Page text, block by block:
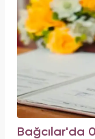
Bağcılar'da